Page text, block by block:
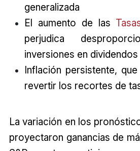
generalizada
El aumento de las
perjudica
inversiones en dividendos
Inflación persistente,
revertir los recortes de
La variación en los
proyectaron ganancias de